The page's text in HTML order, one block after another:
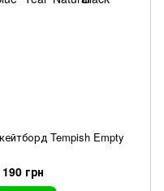
Tempish Empty
грн